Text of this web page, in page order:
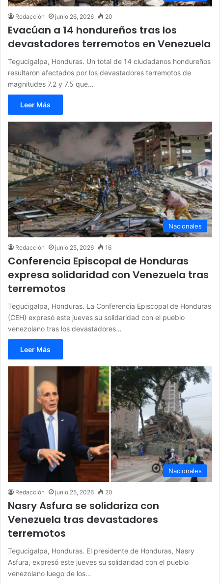
Redacción junio 26, 2026 20
Evacúan a 14 hondureños tras los
devastadores terremotos en Venezuela
Tegucigalpa, Honduras. Un total de 14 ciudadanos hondureños
resultaron afectados por los devastadores terremotos de
magnitudes 7.2 y 7.5 que…
Leer Más
Nacionales
Redacción junio 25, 2026 16
Conferencia Episcopal de Honduras
expresa solidaridad con Venezuela tras
terremotos
Tegucigalpa, Honduras. La Conferencia Episcopal de Honduras
(CEH) expresó este jueves su solidaridad con el pueblo
venezolano tras los devastadores…
Leer Más
Nacionales
Redacción junio 25, 2026 20
Nasry Asfura se solidariza con
Venezuela tras devastadores
terremotos
Tegucigalpa, Honduras. El presidente de Honduras, Nasry
Asfura, expresó este jueves su solidaridad con el pueblo
venezolano luego de los…